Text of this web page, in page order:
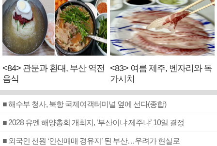
<84> 관문과 환대, 부산 역전
음식
<83> 여름 제주, 벤자리와 독
가시치
■ 해수부 청사, 북항 국제여객터미널 옆에 선다(종합)
■ 2028 유엔 해양총회 개최지, ‘부산이냐 제주냐’ 10일 결정
■ 외국인 선원 ‘인신매매 경유지’ 된 부산…우려가 현실로